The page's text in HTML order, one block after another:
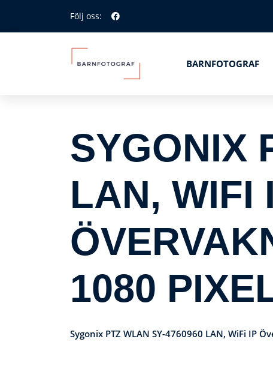
Följ oss:
BARNFOTOGRAF
SYGONIX
LAN, WIFI
1080
Sygonix PTZ WLAN SY-4760960 LAN, WiFi IP